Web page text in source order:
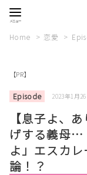
Home 恋愛
【PR】
Episode 2023年1月
【息子よ、
げする義母…
よ」エスカ
論！？